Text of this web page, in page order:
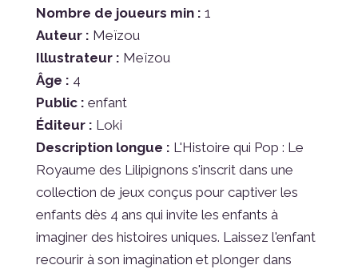
Nombre de joueurs min : 1
Auteur : Meïzou
Illustrateur : Meïzou
Âge : 4
Public : enfant
Éditeur : Loki
Description longue : L'Histoire qui Pop : Le
Royaume des Lilipignons s'inscrit dans une
collection de jeux conçus pour captiver les
enfants dès 4 ans qui invite les enfants à
imaginer des histoires uniques. Laissez l'enfant
recourir à son imagination et plonger dans